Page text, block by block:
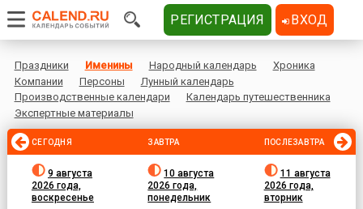
Праздники Именины Народный календарь
Хроника
Компании
Персоны
Лунный календарь
Производственные календари
Календарь путешественника
Экспертные материалы
СЕГОДНЯ
9 августа
2026 года,
воскресенье
ЗАВТРА
10 августа
2026 года,
понедельник
ПОСЛЕЗАВТРА
11 августа
2026 года,
вторник
РЕГИСТРАЦИЯ ВХОД